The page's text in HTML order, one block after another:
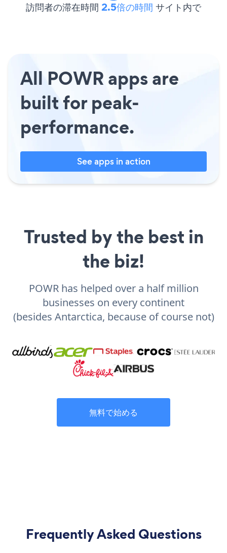
訪問者の滞在時間 2.5倍の時間 サイト内で
All POWR apps are
built for peak-
performance.
See apps in action
Trusted by the best in
the biz!
POWR has helped over a half million
businesses on every continent
(besides Antarctica, because of course not)
無料で始める
Frequently Asked Questions